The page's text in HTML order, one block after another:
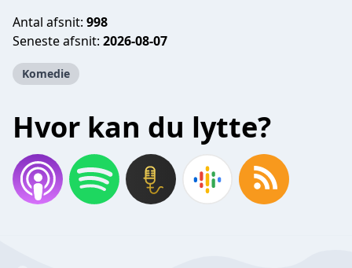
Antal afsnit: 998
Seneste afsnit: 2026-08-07
Komedie
Hvor kan du lytte?